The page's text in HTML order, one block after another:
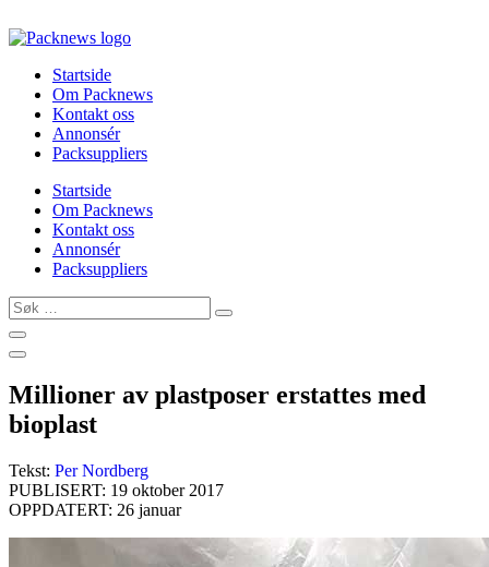
to
Startside
Om Packnews
Kontakt oss
Annonsér
Packsuppliers
Startside
Om Packnews
Kontakt oss
Annonsér
Packsuppliers
Søk
…
Millioner av plastposer erstattes med
bioplast
Tekst: Per Nordberg
PUBLISERT: 19 oktober 2017
OPPDATERT: 26 januar